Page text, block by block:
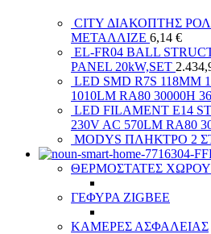
CITY ΔΙΑΚΟΠΤΗΣ
ΜΕΤΑΛΛΙΖΕ 6,14 €
EL-FR04 BALL
PANEL 20kW,SET
LED SMD R7S 118MM
1010LM RA80 30000H
LED FILAMENT E14
230V AC 570LM RA80
MODYS ΠΛΗΚΤΡΟ 2
ΘΕΡΜΟΣΤΑΤΕΣ
ΓΕΦΥΡΑ ZIGBEE
ΚΑΜΕΡΕΣ ΑΣΦΑΛΕΙΑΣ